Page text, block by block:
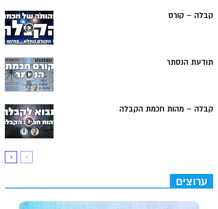
קבלה – קורס
תודעת הנסתר
קבלה – מהות חכמת הקבלה
ערוצים